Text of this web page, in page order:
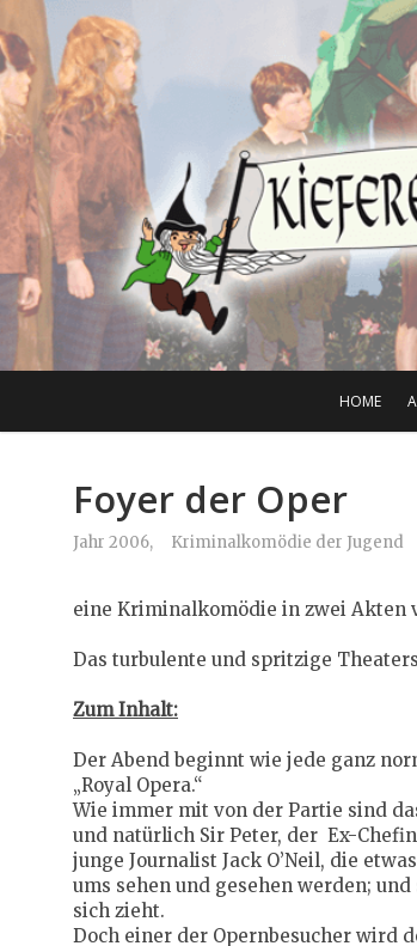
HOME
Foyer der Oper
Jahr 2006, Kriminalkomödie der Jugend
eine Kriminalkomödie in zwei Akten
Das turbulente und spritzige
Zum Inhalt:
Der Abend beginnt wie jede ganz
„Royal Opera.“
Wie immer mit von der Partie sind
und natürlich Sir Peter, der Ex-
junge Journalist Jack O’Neil, die
ums sehen und gesehen werden;
sich zieht.
Doch einer der Opernbesucher wird